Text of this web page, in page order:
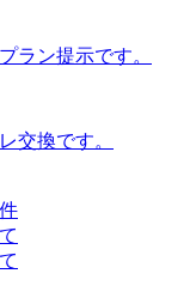
ラン提示です。
交換です。